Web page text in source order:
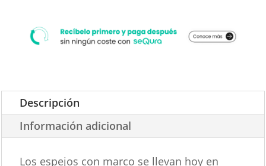
Descripción
Información adicional
Los espejos con marco se llevan hoy en